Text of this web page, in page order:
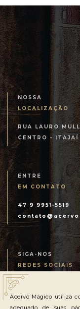
NOSSA
LOCALIZAÇÃO
RUA LAURO
CENTRO -
ENTRE
EM CONTATO
47 9 9951-5519
SIGA-NOS
REDES SOCIAIS
Acervo Mágico utiliza
adequado de suas